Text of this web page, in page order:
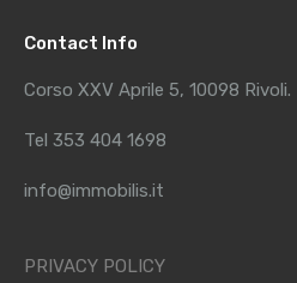
Contact Info
Corso XXV Aprile 5, 10098 Rivoli.
Tel 353 404 1698
info@immobilis.it
PRIVACY POLICY